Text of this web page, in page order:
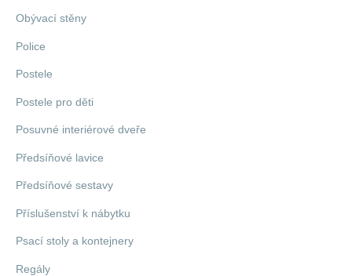
Obývací stěny
Police
Postele
Postele pro děti
Posuvné interiérové dveře
Předsíňové lavice
Předsíňové sestavy
Příslušenství k nábytku
Psací stoly a kontejnery
Regály